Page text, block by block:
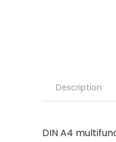
Description
DIN A4